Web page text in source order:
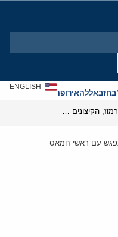
חזבאללהאירופהאנטישמיות
ENGLISH
עם ראשי חמאס